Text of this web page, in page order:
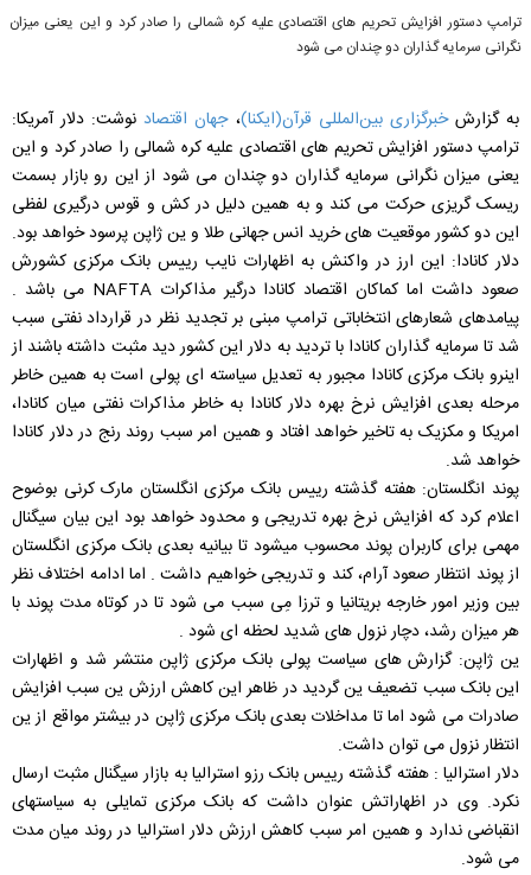
ترامپ دستور افزایش تحریم های اقتصادی علیه کره شمالی را صادر کرد و این یعنی میزان
نگرانی سرمایه گذاران دو چندان می شود
به گزارشخبرگزاری بین‌المللی قرآن(ایکنا)،جهان اقتصاد نوشت: دلار آمریکا:
ترامپ دستور افزایش تحریم های اقتصادی علیه کره شمالی را صادر کرد و این
یعنی میزان نگرانی سرمایه گذاران دو چندان می شود از این رو بازار بسمت
ریسک گریزی حرکت می کند و به همین دلیل در کش و قوس درگیری لفظی
این دو کشور موقعیت های خرید انس جهانی طلا و ین ژاپن پرسود خواهد بود.
دلار کانادا: این ارز در واکنش به اظهارات نایب رییس بانک مرکزی کشورش
صعود داشت اما کماکان اقتصاد کانادا درگیر مذاکرات NAFTA می باشد .
پیامدهای شعارهای انتخاباتی ترامپ مبنی بر تجدید نظر در قرارداد نفتی سبب
شد تا سرمایه گذاران کانادا با تردید به دلار این کشور دید مثبت داشته باشند از
اینرو بانک مرکزی کانادا مجبور به تعدیل سیاسته ای پولی است به همین خاطر
مرحله بعدی افزایش نرخ بهره دلار کانادا به خاطر مذاکرات نفتی میان کانادا،
امریکا و مکزیک به تاخیر خواهد افتاد و همین امر سبب روند رنج در دلار کانادا
خواهد شد.
پوند انگلستان: هفته گذشته رییس بانک مرکزی انگلستان مارک کرنی بوضوح
اعلام کرد که افزایش نرخ بهره تدریجی و محدود خواهد بود این بیان سیگنال
مهمی برای کاربران پوند محسوب میشود تا بیانیه بعدی بانک مرکزی انگلستان
از پوند انتظار صعود آرام، کند و تدریجی خواهیم داشت . اما ادامه اختلاف نظر
بین وزیر امور خارجه بریتانیا و ترزا مِی سبب می شود تا در کوتاه مدت پوند با
هر میزان رشد، دچار نزول های شدید لحظه ای شود .
ین ژاپن: گزارش های سیاست پولی بانک مرکزی ژاپن منتشر شد و اظهارات
این بانک سبب تضعیف ین گردید در ظاهر این کاهش ارزش ین سبب افزایش
صادرات می شود اما تا مداخلات بعدی بانک مرکزی ژاپن در بیشتر مواقع از ین
انتظار نزول می توان داشت.
دلار استرالیا : هفته گذشته رییس بانک رزو استرالیا به بازار سیگنال مثبت ارسال
نکرد. وی در اظهاراتش عنوان داشت که بانک مرکزی تمایلی به سیاستهای
انقباضی ندارد و همین امر سبب کاهش ارزش دلار استرالیا در روند میان مدت
می شود.